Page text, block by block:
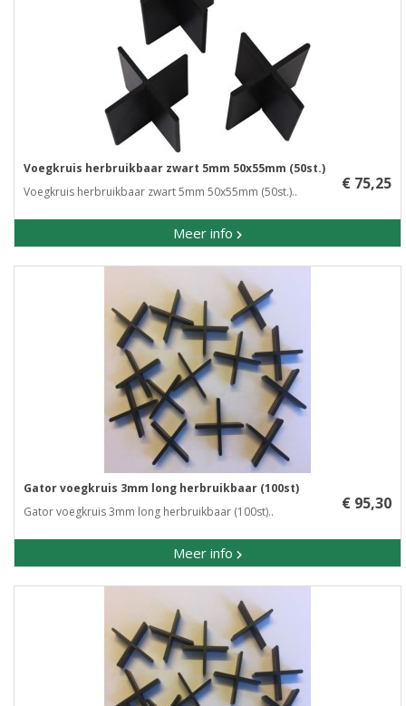
Voegkruis herbruikbaar zwart 5mm 50x55mm (50st.)
Voegkruis herbruikbaar zwart 5mm 50x55mm (50st.)..
Meer info
€ 75,25
Gator voegkruis 3mm long herbruikbaar (100st)
Gator voegkruis 3mm long herbruikbaar (100st)..
Meer info
€ 95,30